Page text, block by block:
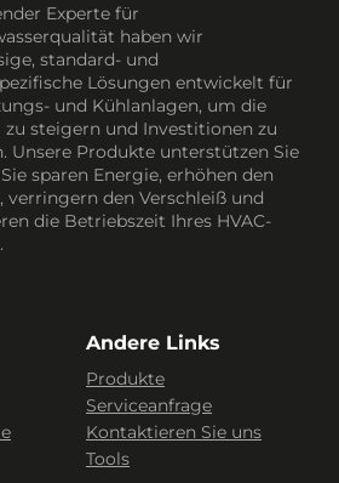
Experte für
haben wir
standard- und
Lösungen entwickelt für
und Kühlanlagen, um die
zu steigern und Investitionen zu
Unsere Produkte unterstützen Sie
sparen Energie, erhöhen den
verringern den Verschleiß und
die Betriebszeit Ihres HVAC-
Andere Links
Produkte
Serviceanfrage
Kontaktieren Sie uns
Tools